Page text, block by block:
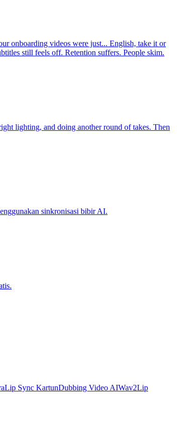
onboarding videos were just... English, take it or
still feels off. Retention suffers. People skim.
lighting, and doing another round of takes. Then
sinkronisasi bibir AI.
Lip Sync KartunDubbing Video AIWav2Lip